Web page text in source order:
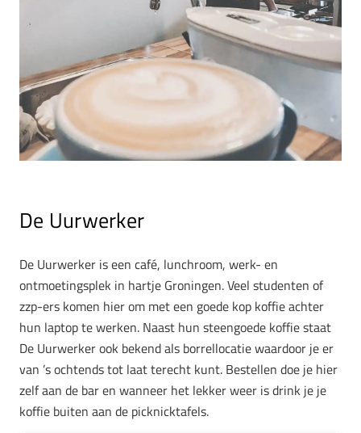
De Uurwerker
De Uurwerker is een café, lunchroom, werk- en
ontmoetingsplek in hartje Groningen. Veel studenten of
zzp-ers komen hier om met een goede kop koffie achter
hun laptop te werken. Naast hun steengoede koffie staat
De Uurwerker ook bekend als borrellocatie waardoor je er
van ’s ochtends tot laat terecht kunt. Bestellen doe je hier
zelf aan de bar en wanneer het lekker weer is drink je je
koffie buiten aan de picknicktafels.